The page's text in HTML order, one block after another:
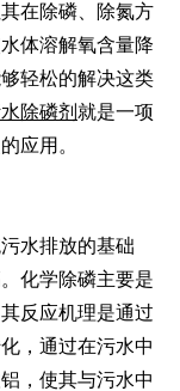
在除磷、除氮方
体溶解氧含量降
轻松的解决这类
除磷剂 就是一项
应用。
水排放的基础
化学除磷主要是
反应机理是通过
，通过在污水中
，使其与污水中